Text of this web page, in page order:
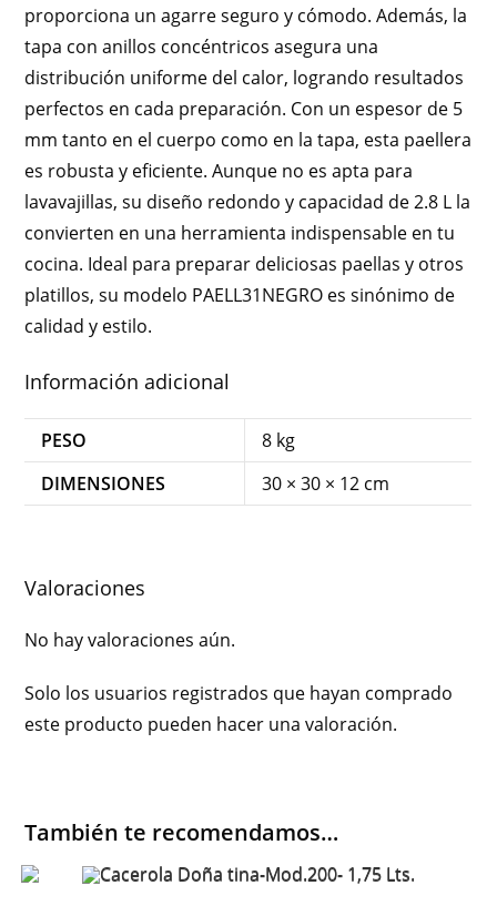
proporciona un agarre seguro y cómodo. Además, la
tapa con anillos concéntricos asegura una
distribución uniforme del calor, logrando resultados
perfectos en cada preparación. Con un espesor de 5
mm tanto en el cuerpo como en la tapa, esta paellera
es robusta y eficiente. Aunque no es apta para
lavavajillas, su diseño redondo y capacidad de 2.8 L la
convierten en una herramienta indispensable en tu
cocina. Ideal para preparar deliciosas paellas y otros
platillos, su modelo PAELL31NEGRO es sinónimo de
calidad y estilo.
Información adicional
PESO
8 kg
DIMENSIONES
30 × 30 × 12 cm
Valoraciones
No hay valoraciones aún.
Solo los usuarios registrados que hayan comprado
este producto pueden hacer una valoración.
También te recomendamos…